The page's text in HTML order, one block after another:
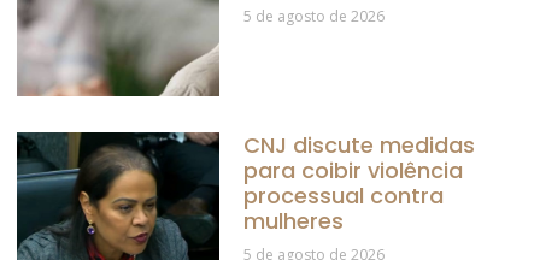
5 de agosto de 2026
CNJ discute medidas
para coibir violência
processual contra
mulheres
5 de agosto de 2026